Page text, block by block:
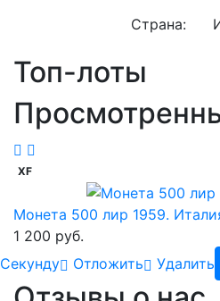
Страна:
Топ-лоты
XF
Монета 500 лир 1959.
1 200 руб.
Cекунду
Отложить Удалить